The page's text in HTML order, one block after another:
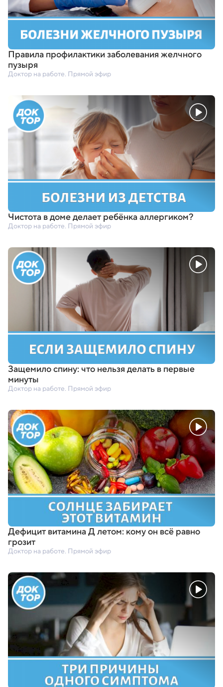
Правила профилактики заболевания желчного
пузыря
Доктор на работе. Прямой эфир
Чистота в доме делает ребёнка аллергиком?
Доктор на работе. Прямой эфир
Защемило спину: что нельзя делать в первые
минуты
Доктор на работе. Прямой эфир
Дефицит витамина Д летом: кому он всё равно
грозит
Доктор на работе. Прямой эфир